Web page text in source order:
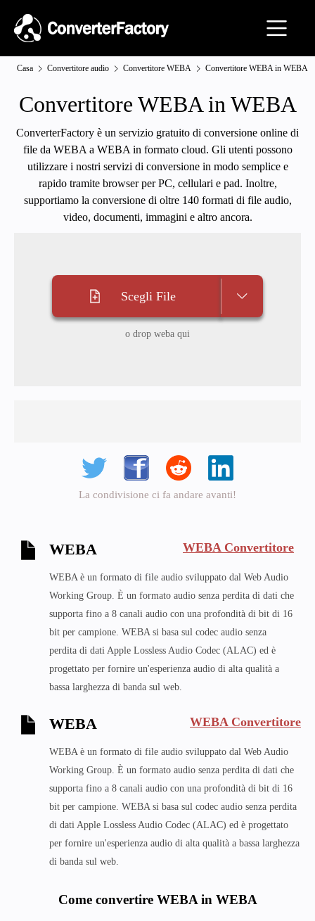
Casa Convertitore audio Convertitore WEBA Convertitore WEBA in WEBA
Convertitore WEBA in WEBA
ConverterFactory è un servizio gratuito di conversione online di
file da WEBA a WEBA in formato cloud. Gli utenti possono
utilizzare i nostri servizi di conversione in modo semplice e
rapido tramite browser per PC, cellulari e pad. Inoltre,
supportiamo la conversione di oltre 140 formati di file audio,
video, documenti, immagini e altro ancora.
Scegli File
o drop weba qui
La condivisione ci fa andare avanti!
WEBA WEBA Convertitore
WEBA è un formato di file audio sviluppato dal Web Audio
Working Group. È un formato audio senza perdita di dati che
supporta fino a 8 canali audio con una profondità di bit di 16
bit per campione. WEBA si basa sul codec audio senza
perdita di dati Apple Lossless Audio Codec (ALAC) ed è
progettato per fornire un'esperienza audio di alta qualità a
bassa larghezza di banda sul web.
WEBA WEBA Convertitore
WEBA è un formato di file audio sviluppato dal Web Audio
Working Group. È un formato audio senza perdita di dati che
supporta fino a 8 canali audio con una profondità di bit di 16
bit per campione. WEBA si basa sul codec audio senza perdita
di dati Apple Lossless Audio Codec (ALAC) ed è progettato
per fornire un'esperienza audio di alta qualità a bassa larghezza
di banda sul web.
Come convertire WEBA in WEBA